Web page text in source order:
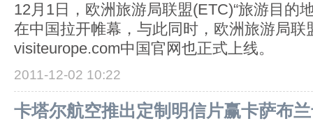
12月1日，欧洲旅游局联盟(ETC)“旅游目的
在中国拉开帷幕，与此同时，欧洲旅游局联
visiteurope.com中国官网也正式上线。
2011-12-02 10:22
卡塔尔航空推出定制明信片赢卡萨布